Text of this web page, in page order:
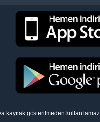
kaynak gösterilmeden kullanılamaz.